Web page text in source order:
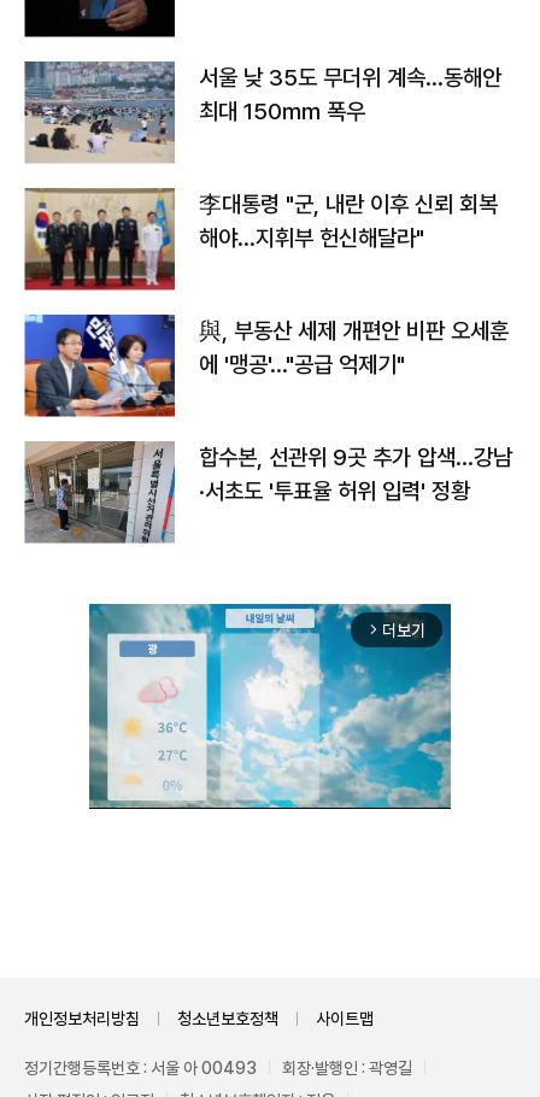
서울 낮 35도 무더위 계속…동해안
최대 150㎜ 폭우
李대통령 "군, 내란 이후 신뢰 회복
해야…지휘부 헌신해달라"
與, 부동산 세제 개편안 비판 오세훈
에 '맹공'…"공급 억제기"
합수본, 선관위 9곳 추가 압색…강남
·서초도 '투표율 허위 입력' 정황
arrow_forward_ios 더보기
개인정보처리방침 청소년보호정책 사이트맵
정기간행등록번호 : 서울 아 00493
회장·발행인 : 곽영길